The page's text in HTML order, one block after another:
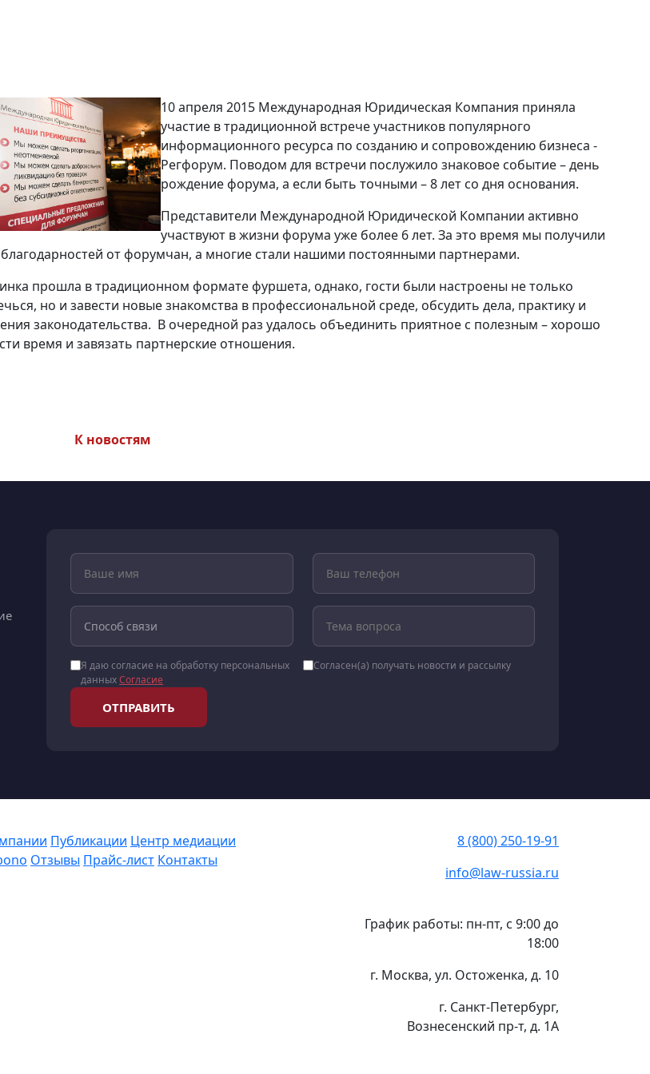
10 апреля 2015 Международная Юридическая Компания приняла
участие в традиционной встрече участников популярного
информационного ресурса по созданию и сопровождению бизнеса -
Регфорум. Поводом для встречи послужило знаковое событие – день
рождение форума, а если быть точными – 8 лет со дня основания.
Представители Международной Юридической Компании активно
участвуют в жизни форума уже более 6 лет. За это время мы получили
от форумчан, а многие стали нашими постоянными партнерами.
прошла в традиционном формате фуршета, однако, гости были настроены не только
но и завести новые знакомства в профессиональной среде, обсудить дела, практику и
законодательства. В очередной раз удалось объединить приятное с полезным – хорошо
время и завязать партнерские отношения.
К новостям
Я даю согласие на обработку персональных
данныхСогласие
Согласен(а) получать новости и рассылку
ОТПРАВИТЬ
Публикации Центр медиации
Отзывы Прайс-лист Контакты
8 (800) 250-19-91
info@law-russia.ru
График работы: пн-пт, с 9:00 до
18:00
г. Москва, ул. Остоженка, д. 10
г. Санкт-Петербург,
Вознесенский пр-т, д. 1А